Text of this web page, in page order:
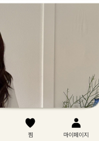
찜 마이페이지